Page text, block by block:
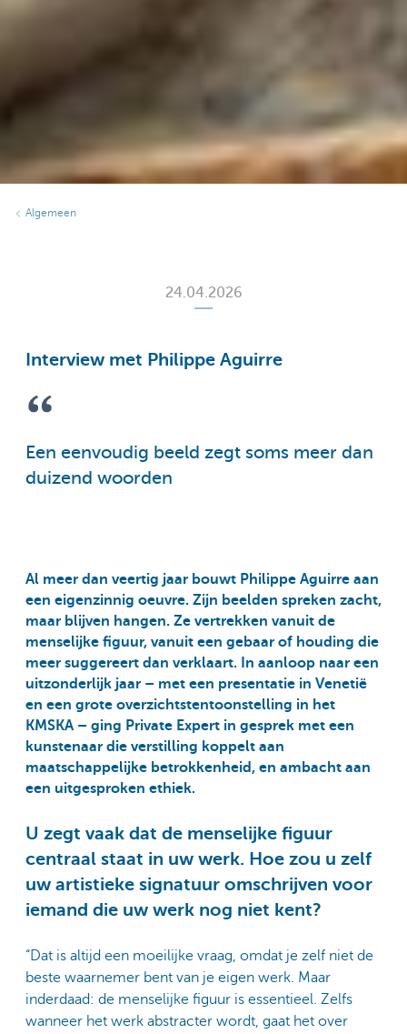
Algemeen
24.04.2026
Interview met Philippe Aguirre
Een eenvoudig beeld zegt soms meer dan
duizend woorden
Al meer dan veertig jaar bouwt Philippe Aguirre aan
een eigenzinnig oeuvre. Zijn beelden spreken zacht,
maar blijven hangen. Ze vertrekken vanuit de
menselijke figuur, vanuit een gebaar of houding die
meer suggereert dan verklaart. In aanloop naar een
uitzonderlijk jaar – met een presentatie in Venetië
en een grote overzichtstentoonstelling in het
KMSKA – ging Private Expert in gesprek met een
kunstenaar die verstilling koppelt aan
maatschappelijke betrokkenheid, en ambacht aan
een uitgesproken ethiek.
U zegt vaak dat de menselijke figuur
centraal staat in uw werk. Hoe zou u zelf
uw artistieke signatuur omschrijven voor
iemand die uw werk nog niet kent?
“Dat is altijd een moeilijke vraag, omdat je zelf niet de
beste waarnemer bent van je eigen werk. Maar
inderdaad: de menselijke figuur is essentieel. Zelfs
wanneer het werk abstracter wordt, gaat het over